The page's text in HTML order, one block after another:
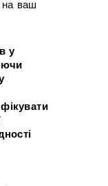
на ваш
у